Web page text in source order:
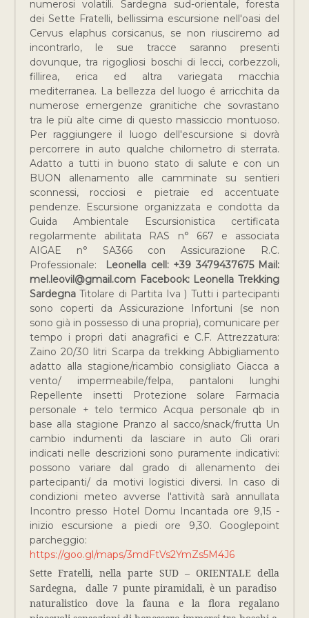
numerosi volatili. Sardegna sud-orientale, foresta
dei Sette Fratelli, bellissima escursione nell'oasi del
Cervus elaphus corsicanus, se non riusciremo ad
incontrarlo, le sue tracce saranno presenti
dovunque, tra rigogliosi boschi di lecci, corbezzoli,
fillirea, erica ed altra variegata macchia
mediterranea. La bellezza del luogo é arricchita da
numerose emergenze granitiche che sovrastano
tra le più alte cime di questo massiccio montuoso.
Per raggiungere il luogo dell'escursione si dovrà
percorrere in auto qualche chilometro di sterrata.
Adatto a tutti in buono stato di salute e con un
BUON allenamento alle camminate su sentieri
sconnessi, rocciosi e pietraie ed accentuate
pendenze. Escursione organizzata e condotta da
Guida Ambientale Escursionistica certificata
regolarmente abilitata RAS n° 667 e associata
AIGAE n° SA366 con Assicurazione R.C.
Professionale:
Leonella cell: +39 3479437675 Mail:
mel.leovil@gmail.com Facebook: Leonella Trekking
Sardegna Titolare di Partita Iva ) Tutti i partecipanti
sono coperti da Assicurazione Infortuni (se non
sono già in possesso di una propria), comunicare per
tempo i propri dati anagrafici e C.F. Attrezzatura:
Zaino 20/30 litri Scarpa da trekking Abbigliamento
adatto alla stagione/ricambio consigliato Giacca a
vento/ impermeabile/felpa, pantaloni lunghi
Repellente insetti Protezione solare Farmacia
personale + telo termico Acqua personale qb in
base alla stagione Pranzo al sacco/snack/frutta Un
cambio indumenti da lasciare in auto Gli orari
indicati nelle descrizioni sono puramente indicativi:
possono variare dal grado di allenamento dei
partecipanti/ da motivi logistici diversi. In caso di
condizioni meteo avverse l'attività sarà annullata
Incontro presso Hotel Domu Incantada ore 9,15 -
inizio escursione a piedi ore 9,30. Googlepoint
parcheggio:
https://goo.gl/maps/3mdFtVs2YmZs5M4J6
Sette Fratelli, nella parte SUD – ORIENTALE della
Sardegna, dalle 7 punte piramidali, è un paradiso
naturalistico dove la fauna e la flora regalano